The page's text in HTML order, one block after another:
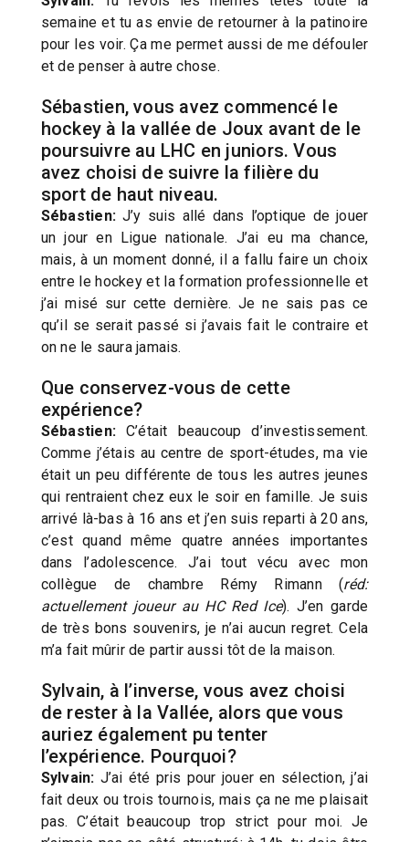
semaine et tu as envie de retourner à la patinoire
pour les voir. Ça me permet aussi de me défouler
et de penser à autre chose.
Sébastien, vous avez commencé le
hockey à la vallée de Joux avant de le
poursuivre au LHC en juniors. Vous
avez choisi de suivre la filière du
sport de haut niveau.
Sébastien: J’y suis allé dans l’optique de jouer
un jour en Ligue nationale. J’ai eu ma chance,
mais, à un moment donné, il a fallu faire un choix
entre le hockey et la formation professionnelle et
j’ai misé sur cette dernière. Je ne sais pas ce
qu’il se serait passé si j’avais fait le contraire et
on ne le saura jamais.
Que conservez-vous de cette
expérience?
Sébastien: C’était beaucoup d’investissement.
Comme j’étais au centre de sport-études, ma vie
était un peu différente de tous les autres jeunes
qui rentraient chez eux le soir en famille. Je suis
arrivé là-bas à 16 ans et j’en suis reparti à 20 ans,
c’est quand même quatre années importantes
dans l’adolescence. J’ai tout vécu avec mon
collègue de chambre Rémy Rimann (réd:
actuellement joueur au HC Red Ice). J’en garde
de très bons souvenirs, je n’ai aucun regret. Cela
m’a fait mûrir de partir aussi tôt de la maison.
Sylvain, à l’inverse, vous avez choisi
de rester à la Vallée, alors que vous
auriez également pu tenter
l’expérience. Pourquoi?
Sylvain: J’ai été pris pour jouer en sélection, j’ai
fait deux ou trois tournois, mais ça ne me plaisait
pas. C’était beaucoup trop strict pour moi. Je